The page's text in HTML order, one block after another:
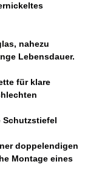
nahezu
Lebensdauer.
für klare
Schutzstiefel
doppelendigen
Montage eines